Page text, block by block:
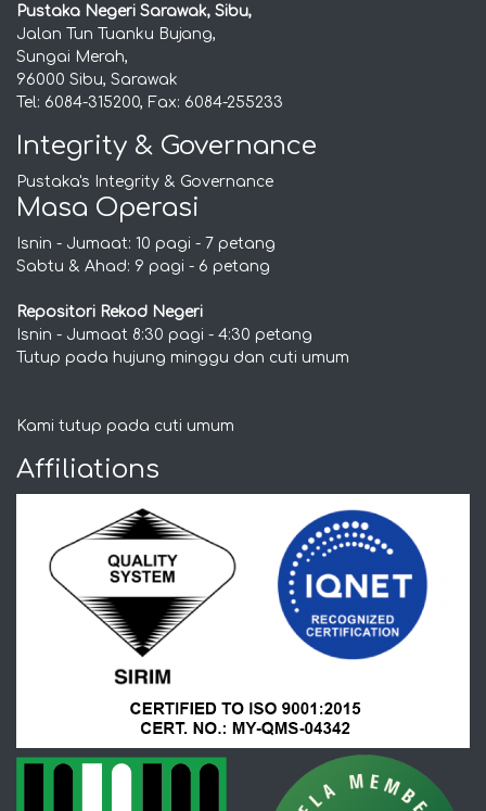
Pustaka Negeri Sarawak, Sibu,
Jalan Tun Tuanku Bujang,
Sungai Merah,
96000 Sibu, Sarawak
Tel: 6084-315200, Fax: 6084-255233
Integrity & Governance
Pustaka's Integrity & Governance
Masa Operasi
Isnin - Jumaat: 10 pagi - 7 petang
Sabtu & Ahad: 9 pagi - 6 petang
Repositori Rekod Negeri
Isnin - Jumaat 8:30 pagi - 4:30 petang
Tutup pada hujung minggu dan cuti umum
Kami tutup pada cuti umum
Affiliations